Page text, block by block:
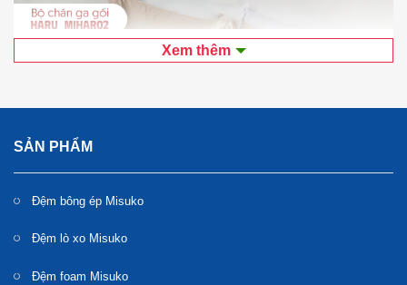
Xem thêm
SẢN PHẨM
Đệm bông ép Misuko
Đệm lò xo Misuko
Đệm foam Misuko